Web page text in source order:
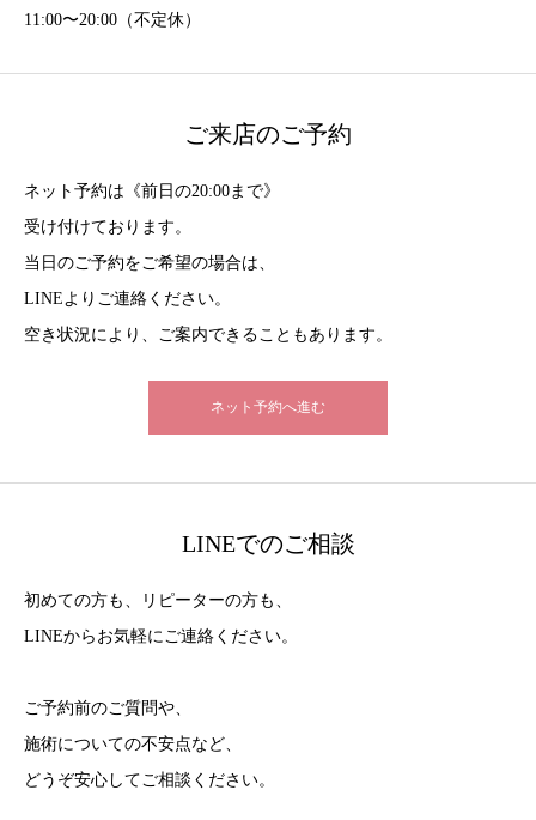
11:00〜20:00（不定休）
ご来店のご予約
ネット予約は《前日の20:00まで》
受け付けております。
当日のご予約をご希望の場合は、
LINEよりご連絡ください。
空き状況により、ご案内できることもあります。
ネット予約へ進む
LINEでのご相談
初めての方も、リピーターの方も、
LINEからお気軽にご連絡ください。
ご予約前のご質問や、
施術についての不安点など、
どうぞ安心してご相談ください。